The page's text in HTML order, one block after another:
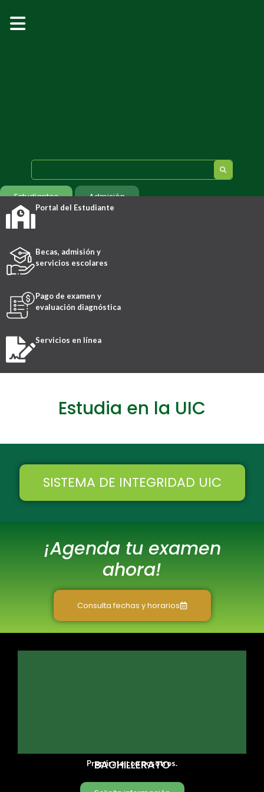
Estudiantes Admisión
Portal del Estudiante
Becas, admisión y
servicios escolares
Pago de examen y
evaluación diagnóstica
Servicios en línea
Estudia en la UIC
SISTEMA DE INTEGRIDAD UIC
¡Agenda tu examen
ahora!
Consulta fechas y horarios
BACHILLERATO
Prepárate con nosotros.